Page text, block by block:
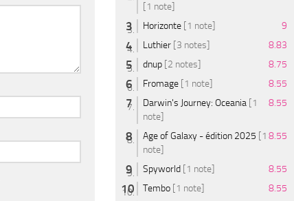
[1 note]
Horizonte [1 note]
9
Luthier [3 notes]
8.83
dnup [2 notes]
8.75
Fromage [1 note]
8.55
Darwin's Journey: Oceania [1
note]
8.55
Age of Galaxy - édition 2025 [1
note]
8.55
Spyworld [1 note]
8.55
Tembo [1 note]
8.55